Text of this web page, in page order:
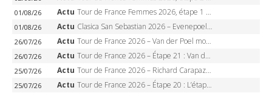
01/08/26 Actu Tour de France Femmes 2026, étape 1 – Lorena Wiebes intouchable à Lausanne, premier maillot jaune
01/08/26 Actu Clasica San Sebastian 2026 – Evenepoel recordman, 4e victoire, Carapaz battu au sprint
26/07/26 Actu Tour de France 2026 – Van der Poel monumental à Paris, Pogacar égale le record des cinq sacres
26/07/26 Actu Tour de France 2026 – Étape 21 : Van der Poel, Pogacar, qui succédera à Wout van Aert sur les Champs-Elysées ?
25/07/26 Actu Tour de France 2026 – Richard Carapaz roi des Alpes, doublé et maillot à pois, Seixas perd le podium
25/07/26 Actu Tour de France 2026 – Étape 20 : L’étape reine, Galibier, Sarenne, Alpe d’Huez, qui succédera à Pogacar ?